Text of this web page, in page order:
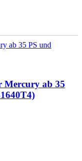
Mercury ab 35